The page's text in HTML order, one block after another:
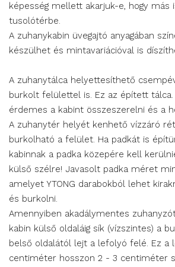
képesség mellett akarjuk-e, hogy más
tusolótérbe.
A zuhanykabin üvegajtó anyagában
készülhet és mintavariációval is
A zuhanytálca helyettesíthető
burkolt felülettel is. Ez az épített
érdemes a kabint összeszerelni és a
A zuhanytér helyét kenhető vízzáró
burkolható a felület. Ha padkát is
kabinnak a padka közepére kell
külső szélre! Javasolt padka méret
amelyet YTONG darabokból lehet
és burkolni.
Amennyiben akadálymentes
kabin külső oldaláig sík (vízszintes) a
belső oldalától lejt a lefolyó felé. Ez a
centiméter hosszon 2 - 3 centiméter